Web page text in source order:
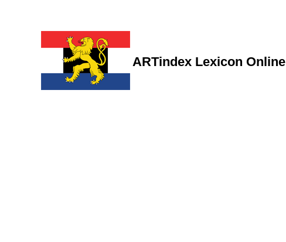
ARTindex Lexicon Online